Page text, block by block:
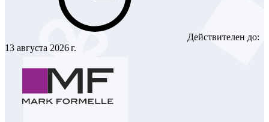
Действителен до:
13 августа 2026 г.